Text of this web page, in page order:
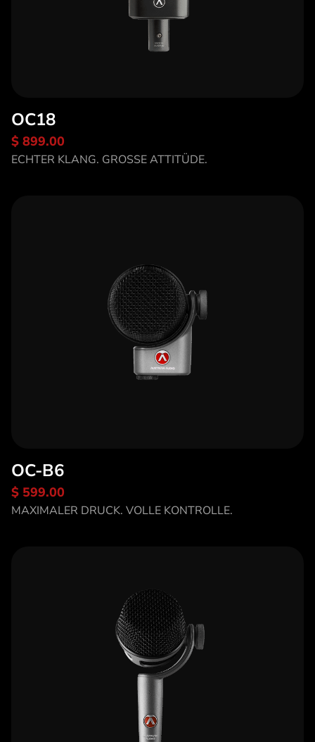
OC18
$ 899.00
ECHTER KLANG. GROSSE ATTITÜDE.
Entdecke OC18
OC-B6
$ 599.00
MAXIMALER DRUCK. VOLLE KONTROLLE.
Entdecke OC-B6